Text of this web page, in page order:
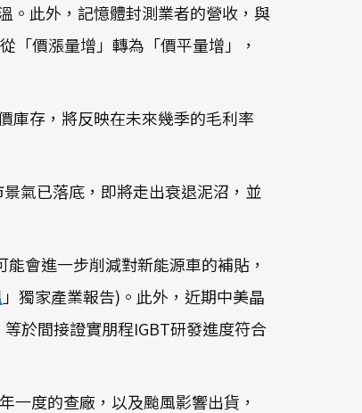
。此外，記憶體封測業者的營收，與
「價漲量增」轉為「價平量增」，
庫存，將反映在未來幾季的毛利率
氣已落底，即將走出衰退泥沼，並
會進一步削減對新能源車的補貼，
」獨家產業報告)。此外，近期中美晶
於間接證實朋程IGBT研發進度符合
一度的查廠，以及颱風影響出貨，